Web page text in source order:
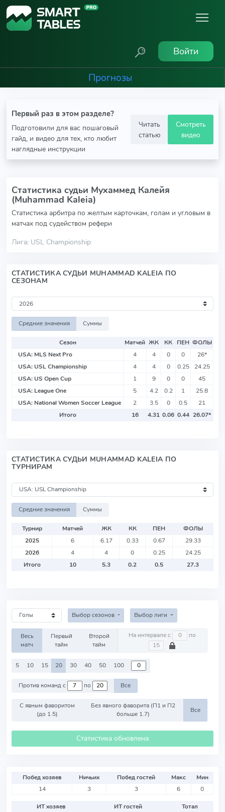
Войти
Прогнозы
Первый раз в этом разделе?
Подготовили для вас пошаговый
гайд, и видео для тех, кто любит
наглядные инструкции
Читать
статью
Смотреть
видео
Статистика судьи Мухаммед Калейя
(Muhammad Kaleia)
Статистика арбитра по желтым карточкам, голам и угловым в
матчах под судейством рефери
Лига: USL Championship
СТАТИСТИКА СУДЬИ MUHAMMAD KALEIA ПО
СЕЗОНАМ
Средние значения Суммы
Сезон Матчей ЖК КК ПЕН ФОЛЫ
USA: MLS Next Pro
4 4 0 0 26*
USA: USL Championship
4 4 0 0.25
24.25
USA: US Open Cup
1 9 0 0
45
USA: League One
5 4.2 0.2 1
25.8
USA: National Women Soccer League
2 3.5 0 0.5
21
Итого
16 4.31 0.06 0.44 26.07*
СТАТИСТИКА СУДЬИ MUHAMMAD KALEIA ПО
ТУРНИРАМ
Средние значения Суммы
Турнир Матчей ЖК КК ПЕН
ФОЛЫ
2025
6 6.17 0.33 0.67
29.33
2026
4 4 0 0.25
24.25
Итого
10 5.3 0.2 0.5 27.3
Выбор сезонов Выбор лиги
Весь
матч
Первый
тайм
Второй
тайм
На интервале с по
5 10 15 20 30 40 50 100
Против команд с по Все
С явным фаворитом
(до 1.5)
Без явного фаворита (П1 и П2
больше 1.7)
Все
Статистика обновлена
Побед хозяев Ничьих Побед гостей Макс
Мин
14
3 3 6 0
ИТ хозяев ИТ гостей
Тотал